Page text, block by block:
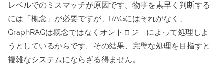
レベルでのミスマッチが原因です。物事を素早く判断する
には「概念」が必要ですが、RAGにはそれがなく、
GraphRAGは概念ではなくオントロジーによって処理しよ
うとしているからです。その結果、完璧な処理を目指すと
複雑なシステムにならざる得ません。